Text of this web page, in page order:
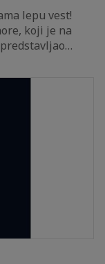
lepu vest!
koji je na